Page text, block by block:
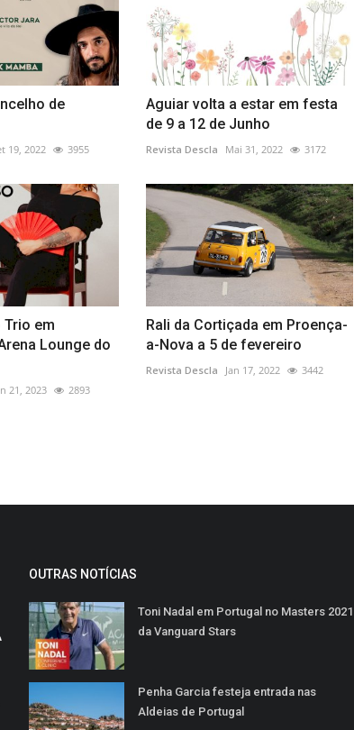
de
19, 2022 3955
Aguiar volta a estar em festa
de 9 a 12 de Junho
Revista Descla Mai 31, 2022 3172
Trio em
Lounge do
21, 2023 2893
Rali da Cortiçada em Proença-
a-Nova a 5 de fevereiro
Revista Descla Jan 17, 2022 3442
Agricultura sustentável
Revista Descla Fev 3, 2023 9461
OUTRAS NOTÍCIAS
Toni Nadal em Portugal no Masters 2021
da Vanguard Stars
Penha Garcia festeja entrada nas
Aldeias de Portugal